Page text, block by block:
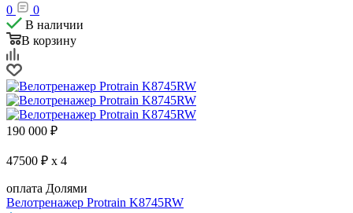
0
0
В наличии
В корзину
190 000 ₽
47500 ₽ x 4
оплата Долями
Велотренажер Protrain K8745RW